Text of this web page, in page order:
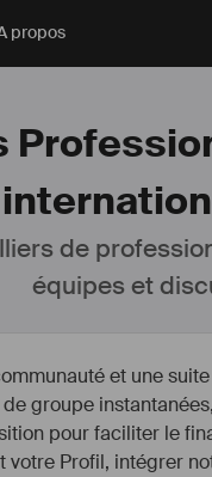
propos
de
équipes et
et une
groupe
pour faciliter le
Profil, intégrer